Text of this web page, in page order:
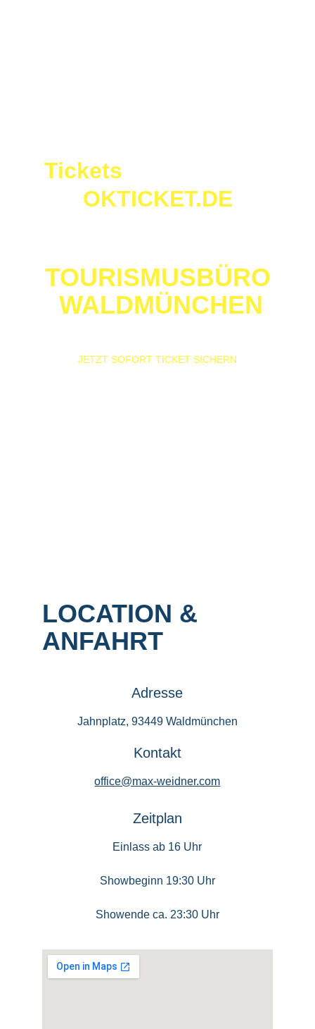
TOURISMUSBÜRO
WALDMÜNCHEN
Tickets
OKTICKET.DE
JETZT SOFORT TICKET SICHERN
LOCATION &
ANFAHRT
Zeitplan
Einlass ab 16 Uhr
Showbeginn 19:30 Uhr
Showende ca. 23:30 Uhr
Kontakt
office@max-weidner.com
Adresse
Jahnplatz, 93449 Waldmünchen